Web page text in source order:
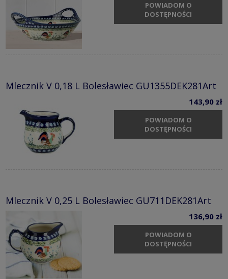
POWIADOM O
DOSTĘPNOŚCI
Mlecznik V 0,18 L Bolesławiec GU1355DEK281Art
143,90 zł
POWIADOM O
DOSTĘPNOŚCI
Mlecznik V 0,25 L Bolesławiec GU711DEK281Art
136,90 zł
POWIADOM O
DOSTĘPNOŚCI